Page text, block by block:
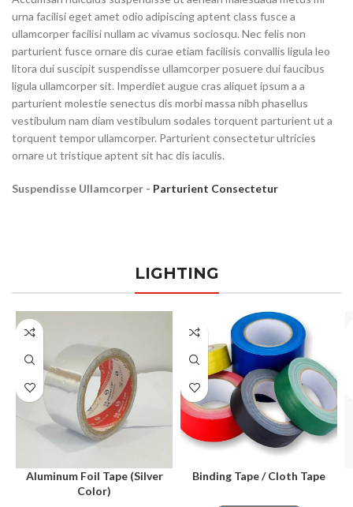
urna facilisi eget amet odio adipiscing aptent class fusce a
ullamcorper facilisi nullam ac vivamus sociosqu. Nec felis non
parturient fusce ornare dis curae etiam facilisis convallis ligula leo
litora dui suscipit suspendisse ullamcorper posuere dui faucibus
ligula ullamcorper sit. Imperdiet augue cras aliquet ipsum a a
parturient molestie senectus dis morbi massa nibh phasellus
vestibulum nam diam vestibulum sodales torquent parturient ut a
torquent tempor ullamcorper. Parturient consectetur ultricies
ornare ut tristique aptent sit hac dis iaculis.
Suspendisse Ullamcorper - Parturient Consectetur
LIGHTING
Aluminum Foil Tape (Silver
Color)
Binding Tape / Cloth Tape